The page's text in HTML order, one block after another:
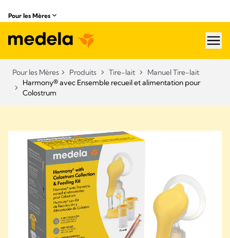
Pour les Mères
Pour les Mères Produits Tire-lait
Manuel Tire-lait
Harmony® avec Ensemble recueil et alimentation pour
Colostrum